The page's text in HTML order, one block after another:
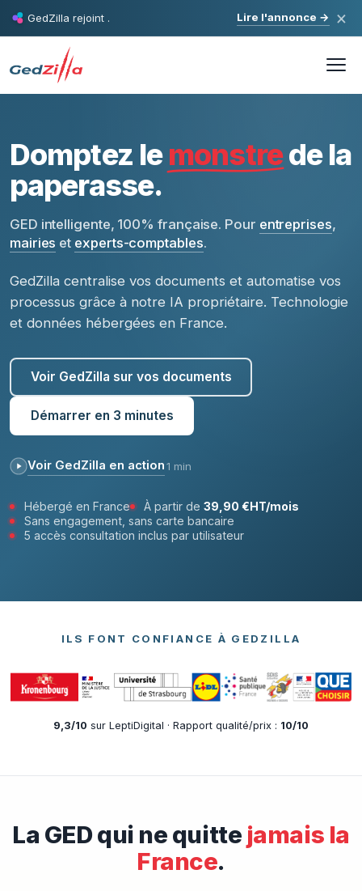
GedZilla rejoint . Lire l'annonce → ×
Domptez lemonstrede la
paperasse.
GED intelligente, 100% française. Pour entreprises,
mairies et experts-comptables.
GedZilla centralise vos documents et automatise vos
processus grâce à notre IA propriétaire. Technologie
et données hébergées en France.
Voir GedZilla sur vos documents
Démarrer en 3 minutes
Voir GedZilla en action 1 min
Hébergé en France À partir de39,90 €HT/mois
Sans engagement, sans carte bancaire
5 accès consultation inclus par utilisateur
ILS FONT CONFIANCE À GEDZILLA
9,3/10 sur LeptiDigital · Rapport qualité/prix : 10/10
La GED qui ne quitte jamais la
France.